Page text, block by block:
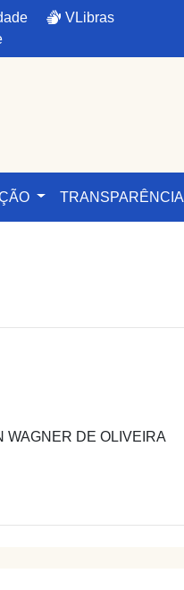
VLibras
TRANSPARÊNCIA
WAGNER DE OLIVEIRA